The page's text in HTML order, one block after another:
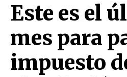
Este es el
mes para
impuesto